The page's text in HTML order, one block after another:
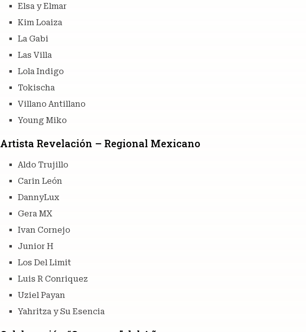
Elsa y Elmar
Kim Loaiza
La Gabi
Las Villa
Lola Indigo
Tokischa
Villano Antillano
Young Miko
Artista Revelación – Regional Mexicano
Aldo Trujillo
Carin León
DannyLux
Gera MX
Ivan Cornejo
Junior H
Los Del Limit
Luis R Conriquez
Uziel Payan
Yahritza y Su Esencia